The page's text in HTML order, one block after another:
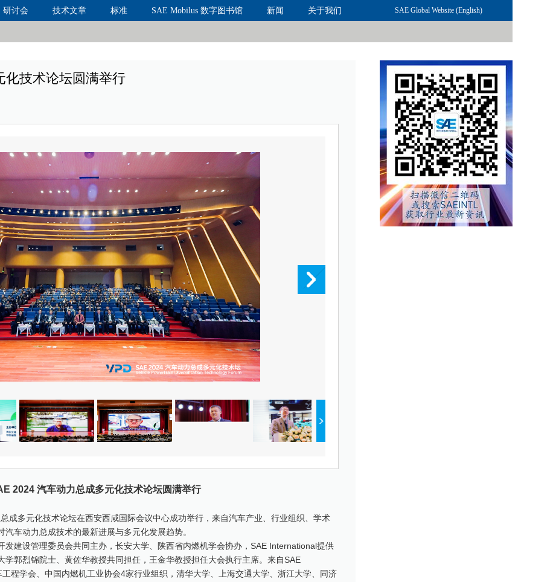
研讨会 技术文章 标准 SAE Mobilus 数字图书馆 新闻 关于我们 联系我们SAE Global Website (English)
化技术论坛圆满举行
2024 汽车动力总成多元化技术论坛圆满举行
成多元化技术论坛在西安西咸国际会议中心成功举行，来自汽车产业、行业组织、学术
车动力总成技术的最新进展与多元化发展趋势。
发建设管理委员会共同主办，长安大学、陕西省内燃机学会协办，SAE International提供
郭烈锦院士、黄佐华教授共同担任，王金华教授担任大会执行主席。来自SAE
程学会、中国内燃机工业协会4家行业组织，清华大学、上海交通大学、浙江大学、同济